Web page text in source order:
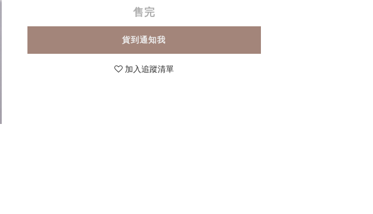
售完
貨到通知我
加入追蹤清單